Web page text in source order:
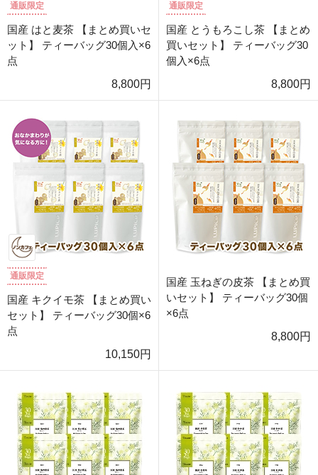
通販限定
国産 はと麦茶 【まとめ買いセ
ット】 ティーバッグ30個入×6
点
8,800円
通販限定
国産 とうもろこし茶 【まとめ
買いセット】 ティーバッグ30
個入×6点
8,800円
通販限定
国産 キクイモ茶 【まとめ買い
セット】 ティーバッグ30個×6
点
10,150円
国産 玉ねぎの皮茶 【まとめ買
いセット】 ティーバッグ30個
×6点
8,800円